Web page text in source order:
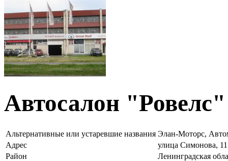
Автосалон "Ровелс"
Альтернативные или устаревшие названия Элан-Моторс,
Адрес
улица Симонова, 11
Район
Ленинградская